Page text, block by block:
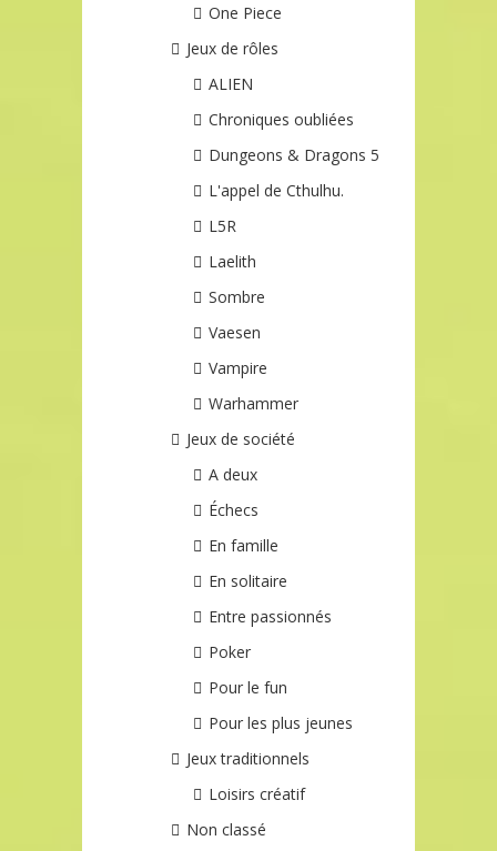
One Piece
Jeux de rôles
ALIEN
Chroniques oubliées
Dungeons & Dragons 5
L'appel de Cthulhu.
L5R
Laelith
Sombre
Vaesen
Vampire
Warhammer
Jeux de société
A deux
Échecs
En famille
En solitaire
Entre passionnés
Poker
Pour le fun
Pour les plus jeunes
Jeux traditionnels
Loisirs créatif
Non classé